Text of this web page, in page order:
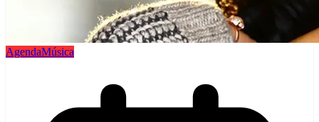
AgendaMúsica